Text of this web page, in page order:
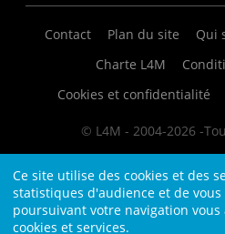
Ce site utilise des cookies et des
statistiques d'audience et de
poursuivant votre navigation
cookies et services.
Contact Plan du site Qui
Charte L4M
Cookies et confidentialité
© L4M - 2004-2026 -